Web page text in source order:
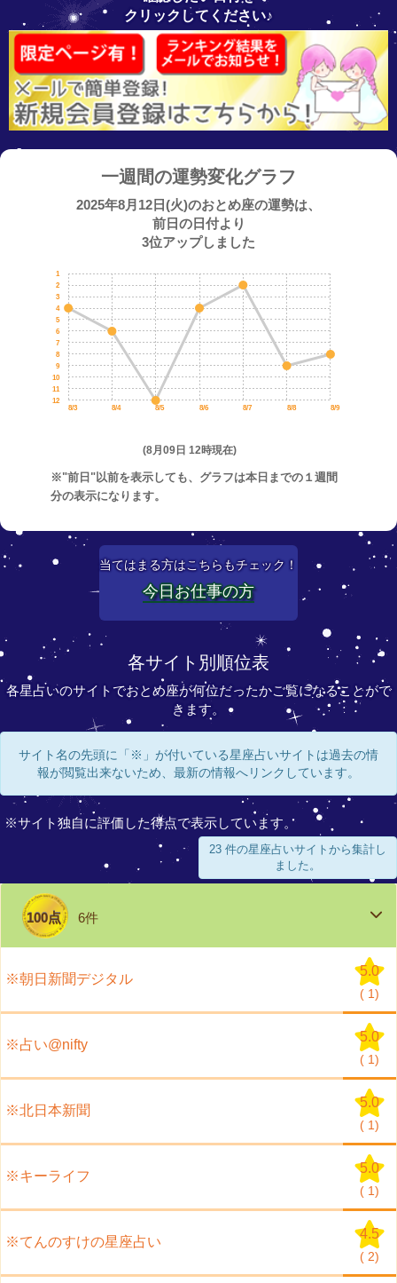
クリックしてください♪
一週間の運勢変化グラフ
2025年8月12日(火)のおとめ座の運勢は、
前日の日付より
3位アップしました
8/3 8/4 8/5 8/6 8/7 8/8 8/9
12
11
10
9
8
7
6
5
4
3
2
1
(8月09日 12時現在)
※"前日"以前を表示しても、グラフは本日までの１週間
分の表示になります。
当てはまる方はこちらもチェック！
今日お仕事の方
各サイト別順位表
各星占いのサイトでおとめ座が何位だったかご覧になることがで
きます。
サイト名の先頭に「※」が付いている星座占いサイトは過去の情
報が閲覧出来ないため、最新の情報へリンクしています。
※サイト独自に評価した得点で表示しています。
23 件の星座占いサイトから集計し
ました。
100点 6件
※朝日新聞デジタル
5.0
( 1)
※占い@nifty
5.0
( 1)
※北日本新聞
5.0
( 1)
※キーライフ
5.0
( 1)
※てんのすけの星座占い
4.5
( 2)